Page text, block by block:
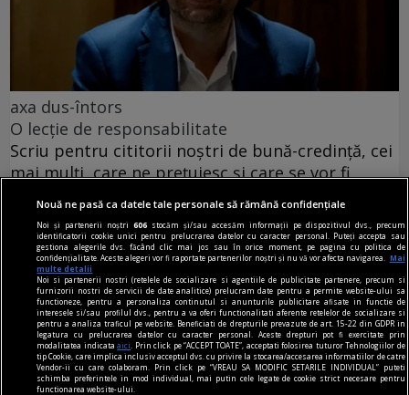
axa dus-întors
O lecție de responsabilitate
Scriu pentru cititorii noștri de bună-credință, cei
mai mulți, care ne prețuiesc și care se vor fi
încruntat cînd au văzut numărul nostru de
săptămîna trecută.
Sever VOINESCU
Nouă ne pasă ca datele tale personale să rămână confidențiale
Noi și partenerii noștri606 stocăm și/sau accesăm informații pe dispozitivul dvs., precum
identificatorii cookie unici pentru prelucrarea datelor cu caracter personal. Puteți accepta sau
gestiona alegerile dvs. făcând clic mai jos sau în orice moment, pe pagina cu politica de
confidențialitate. Aceste alegeri vor fi raportate partenerilor noștri și nu vă vor afecta navigarea.
Mai
multe detalii
Noi si partenerii nostri (retelele de socializare si agentiile de publicitate partenere, precum si
furnizorii nostri de servicii de date analitice) prelucram date pentru a permite website-ului sa
functioneze, pentru a personaliza continutul si anunturile publicitare afisate in functie de
interesele si/sau profilul dvs., pentru a va oferi functionalitati aferente retelelor de socializare si
pentru a analiza traficul pe website. Beneficiati de drepturile prevazute de art. 15-22 din GDPR in
legatura cu prelucrarea datelor cu caracter personal. Aceste drepturi pot fi exercitate prin
modalitatea indicataaici
. Prin click pe “ACCEPT TOATE”, acceptati folosirea tuturor Tehnologiilor de
tip Cookie, care implica inclusiv acceptul dvs. cu privire la stocarea/accesarea informatiilor de catre
Vendor-ii cu care colaboram. Prin click pe “VREAU SA MODIFIC SETARILE INDIVIDUAL” puteti
schimba preferintele in mod individual, mai putin cele legate de cookie strict necesare pentru
functionarea website-ului.